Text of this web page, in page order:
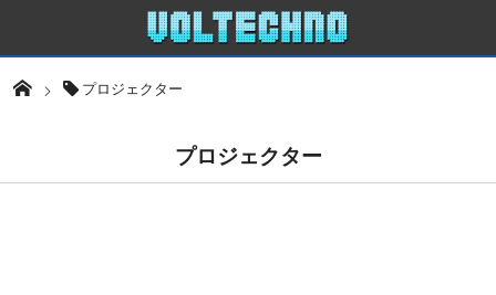
プロジェクター
プロジェクター